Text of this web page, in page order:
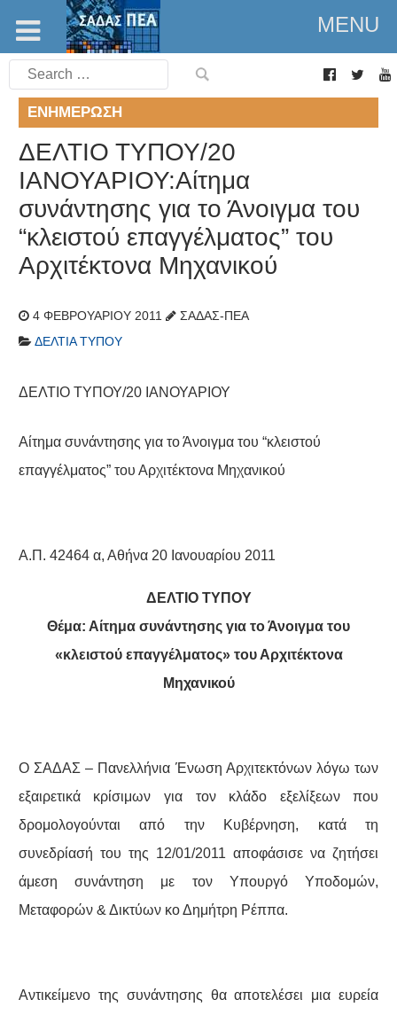
MENU
Search
for:
ΕΝΗΜΈΡΩΣΗ
ΔΕΛΤΙΟ ΤΥΠΟΥ/20
ΙΑΝΟΥΑΡΙΟΥ:Αίτημα
συνάντησης για το Άνοιγμα του
“κλειστού επαγγέλματος” του
Αρχιτέκτονα Μηχανικού
4 ΦΕΒΡΟΥΑΡΊΟΥ 2011
ΣΑΔΑΣ-ΠΕΑ
ΔΕΛΤΊΑ ΤΎΠΟΥ
ΔΕΛΤΙΟ ΤΥΠΟΥ/20 ΙΑΝΟΥΑΡΙΟΥ
Αίτημα συνάντησης για το Άνοιγμα του “κλειστού
επαγγέλματος” του Αρχιτέκτονα Μηχανικού
Α.Π. 42464 α, Αθήνα 20 Ιανουαρίου 2011
ΔΕΛΤΙΟ ΤΥΠΟΥ
Θέμα: Αίτημα συνάντησης για το Άνοιγμα του
«κλειστού επαγγέλματος» του Αρχιτέκτονα
Μηχανικού
Ο ΣΑΔΑΣ – Πανελλήνια Ένωση Αρχιτεκτόνων λόγω των
εξαιρετικά κρίσιμων για τον κλάδο εξελίξεων που
δρομολογούνται από την Κυβέρνηση, κατά τη
συνεδρίασή του της 12/01/2011 αποφάσισε να ζητήσει
άμεση συνάντηση με τον Υπουργό Υποδομών,
Μεταφορών & Δικτύων κο Δημήτρη Ρέππα.
Αντικείμενο της συνάντησης θα αποτελέσει μια ευρεία